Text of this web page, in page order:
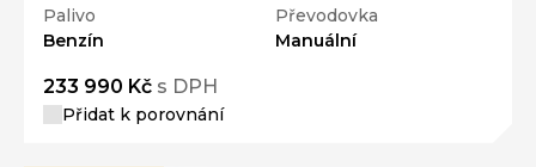
Palivo
Benzín
Převodovka
Manuální
233 990 Kč s DPH
Přidat k porovnání